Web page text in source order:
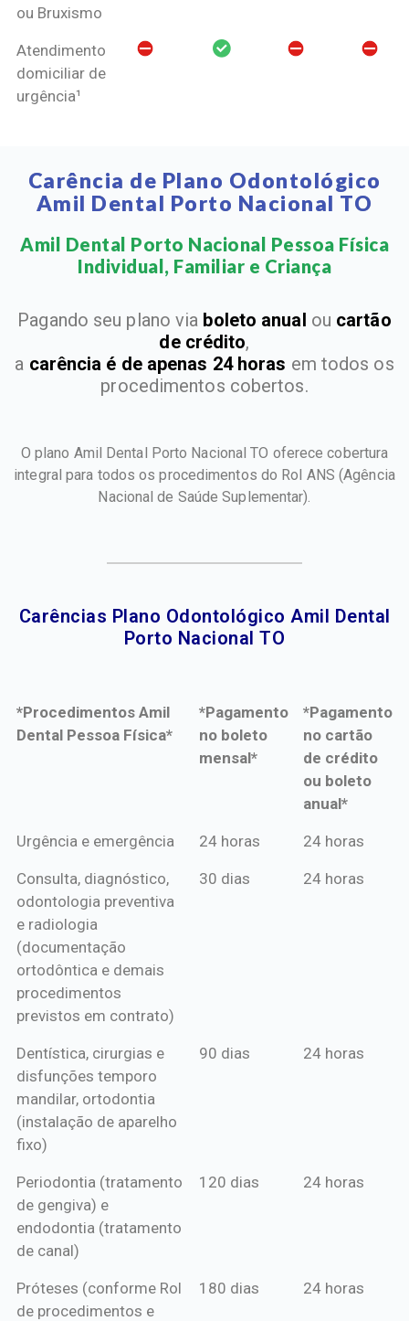
ou Bruxismo
Atendimento
domiciliar de
urgência¹
Carência de Plano Odontológico
Amil Dental Porto Nacional TO
Amil Dental Porto Nacional Pessoa Física
Individual, Familiar e Criança​
Pagando seu plano via boleto anual ou cartão
de crédito,
a carência é de apenas 24 horas em todos os
procedimentos cobertos.
O plano Amil Dental Porto Nacional TO oferece cobertura
integral para todos os procedimentos do Rol ANS (Agência
Nacional de Saúde Suplementar).
Carências Plano Odontológico Amil Dental
Porto Nacional TO​
*Procedimentos Amil
Dental Pessoa Física*
*Pagamento
no boleto
mensal*
*Pagamento
no cartão
de crédito
ou boleto
anual*
*Procedimentos Amil
*Pagamento
mensal*
*Pagamento
de crédito
Urgência e emergência 24 horas 24 horas
Consulta, diagnóstico,
odontologia preventiva
e radiologia
(documentação
ortodôntica e demais
procedimentos
previstos em contrato)
30 dias 24 horas
Dentística, cirurgias e
disfunções temporo
mandilar, ortodontia
(instalação de aparelho
fixo)
90 dias 24 horas
Periodontia (tratamento
de gengiva) e
endodontia (tratamento
de canal)
120 dias 24 horas
Próteses (conforme Rol
de procedimentos e
180 dias 24 horas